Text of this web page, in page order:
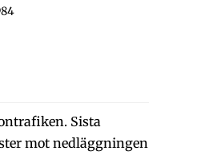
Sista
mot nedläggningen